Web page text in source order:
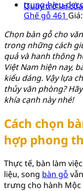
Quay trở lại
Ghế gỗ 461
Chọn bàn gỗ cho
trong những cách
quả và hanh thông
Việt Nam hiện nay,
kiểu dáng. Vậy lựa
thủy văn phòng?
khía cạnh này nhé!
Cách chọn
hợp phong
Thực tế, bàn làm
liệu, song bàn gỗ
trưng cho hành Mộc